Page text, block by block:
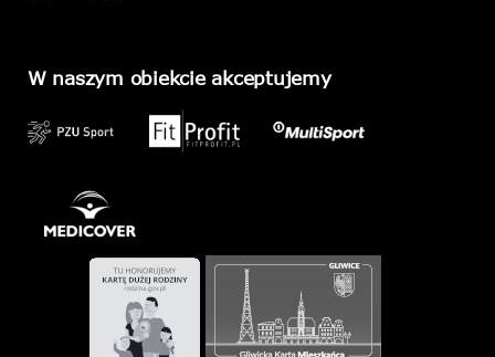
W naszym obiekcie akceptujemy